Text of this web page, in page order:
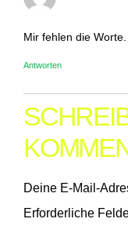
Mir fehlen die
Antworten
Deine E-Mail-
Erforderliche